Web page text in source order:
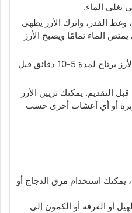
يغلي الماء.
القدر، واترك الأرز يطهى
أو حتى يمتص الماء تمامًا ويصبح الأرز
ارفع القدر عن النار واترك الأرز يرتاح لمدة 5-10 دقائق قبل
التقديم. يمكنك تزيين الأرز
أو أي أعشاب أخرى حسب
يمكنك استخدام مرق الدجاج أو
أو القرفة أو الكمون إلى